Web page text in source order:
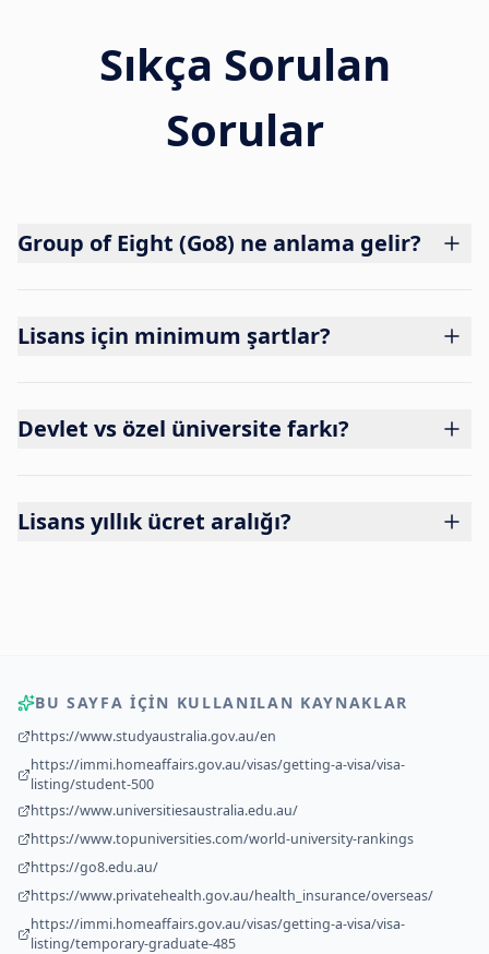
Sıkça Sorulan
Sorular
Group of Eight (Go8) ne anlama gelir?
Lisans için minimum şartlar?
Devlet vs özel üniversite farkı?
Lisans yıllık ücret aralığı?
BU SAYFA IÇIN KULLANILAN KAYNAKLAR
https://www.studyaustralia.gov.au/en
https://immi.homeaffairs.gov.au/visas/getting-a-visa/visa-
listing/student-500
https://www.universitiesaustralia.edu.au/
https://www.topuniversities.com/world-university-rankings
https://go8.edu.au/
https://www.privatehealth.gov.au/health_insurance/overseas/
https://immi.homeaffairs.gov.au/visas/getting-a-visa/visa-
listing/temporary-graduate-485